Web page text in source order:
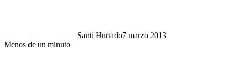
Santi Hurtado7 marzo 2013
Menos de un minuto